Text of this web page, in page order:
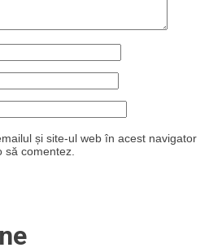
și site-ul web în acest navigator
să comentez.